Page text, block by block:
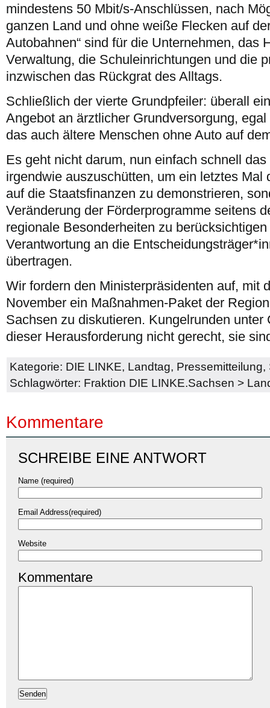
mindestens 50 Mbit/s-Anschlüssen, nach
ganzen Land und ohne weiße Flecken auf
Autobahnen“ sind für die Unternehmen, das
Verwaltung, die Schuleinrichtungen und die
inzwischen das Rückgrat des Alltags.
Schließlich der vierte Grundpfeiler: überall
Angebot an ärztlicher Grundversorgung,
das auch ältere Menschen ohne Auto auf
Es geht nicht darum, nun einfach schnell
irgendwie auszuschütten, um ein letztes Mal
auf die Staatsfinanzen zu demonstrieren,
Veränderung der Förderprogramme seitens
regionale Besonderheiten zu
Verantwortung an die
übertragen.
Wir fordern den Ministerpräsidenten auf, mit
November ein Maßnahmen-Paket der
Sachsen zu diskutieren. Kungelrunden unter
dieser Herausforderung nicht gerecht, sie
Kategorie: DIE LINKE, Landtag, Pressemitteilung,
Schlagwörter: Fraktion DIE LINKE.Sachsen >
Kommentare
SCHREIBE EINE ANTWORT
Name (required)
Email Address(required)
Website
Kommentare